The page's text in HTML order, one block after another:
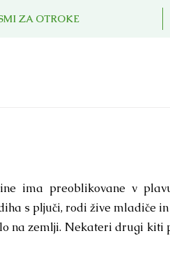
ZA OTROKE
ima preoblikovane v
s pljuči, rodi žive mladiče
na zemlji. Nekateri drugi kiti